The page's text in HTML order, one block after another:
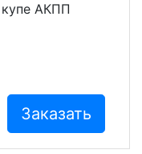
купе АКПП
Заказать